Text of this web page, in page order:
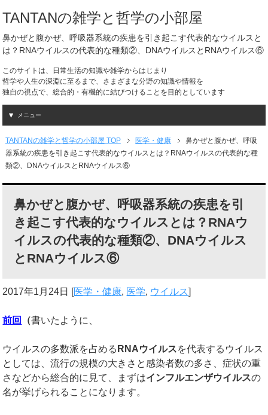
TANTANの雑学と哲学の小部屋
鼻かぜと腹かぜ、呼吸器系統の疾患を引き起こす代表的なウイルスと
は？RNAウイルスの代表的な種類②、DNAウイルスとRNAウイルス⑥
このサイトは、日常生活の知識や雑学からはじまり
哲学や人生の深淵に至るまで、さまざまな分野の知識や情報を
独自の視点で、総合的・有機的に結びつけることを目的としています
メニュー
TANTANの雑学と哲学の小部屋 TOP 医学・健康
鼻かぜと腹かぜ、呼吸
器系統の疾患を引き起こす代表的なウイルスとは？RNAウイルスの代表的な種
類②、DNAウイルスとRNAウイルス⑥
鼻かぜと腹かぜ、呼吸器系統の疾患を引
き起こす代表的なウイルスとは？RNAウ
イルスの代表的な種類②、DNAウイルス
とRNAウイルス⑥
2017年1月24日 [医学・健康, 医学, ウイルス]
前回 （書いたように、
ウイルスの多数派を占める RNAウイルスを代表するウイルス
としては、流行の規模の大きさと感染者数の多さ、症状の重
さなどから総合的に見て、まずはインフルエンザウイルスの
名が挙げられることになります。